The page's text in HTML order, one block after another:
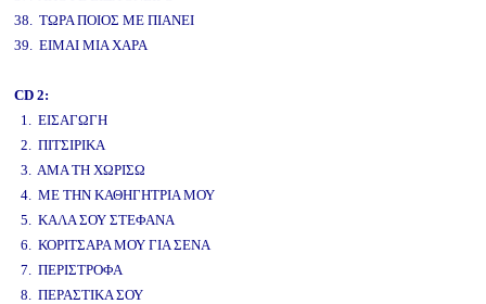
38. ΤΩΡΑ ΠΟΙΟΣ ΜΕ ΠΙΑΝΕΙ
39. ΕΙΜΑΙ ΜΙΑ ΧΑΡΑ
CD 2:
1. ΕΙΣΑΓΩΓΗ
2. ΠΙΤΣΙΡΙΚΑ
3. ΑΜΑ ΤΗ ΧΩΡΙΣΩ
4. ΜΕ ΤΗΝ ΚΑΘΗΓΗΤΡΙΑ ΜΟΥ
5. ΚΑΛΑ ΣΟΥ ΣΤΕΦΑΝΑ
6. ΚΟΡΙΤΣΑΡΑ ΜΟΥ ΓΙΑ ΣΕΝΑ
7. ΠΕΡΙΣΤΡΟΦΑ
8. ΠΕΡΑΣΤΙΚΑ ΣΟΥ